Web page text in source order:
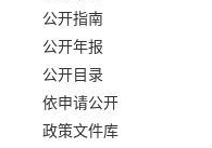
公开指南
公开年报
公开目录
依申请公开
政策文件库